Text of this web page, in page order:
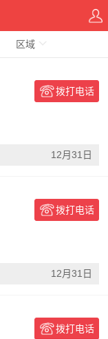
区域
拨打电话
12月31日
拨打电话
12月31日
拨打电话